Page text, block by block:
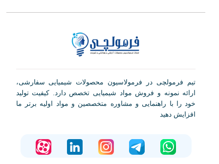
تیم فرمولچی در فرمولاسیون محصولات شیمیایی سفارشی،
ارائه نمونه و فروش مواد شیمیایی تخصص دارد. کیفیت تولید
خود را با راهنمایی و مشاوره متخصصین و مواد اولیه برتر ما
افزایش دهید